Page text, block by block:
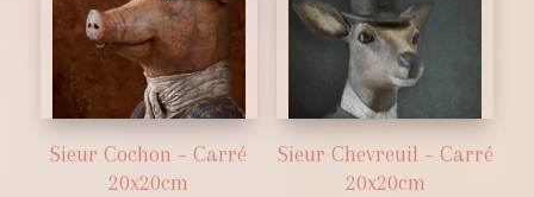
Sieur Cochon – Carré
20x20cm
Sieur Chevreuil – Carré
20x20cm